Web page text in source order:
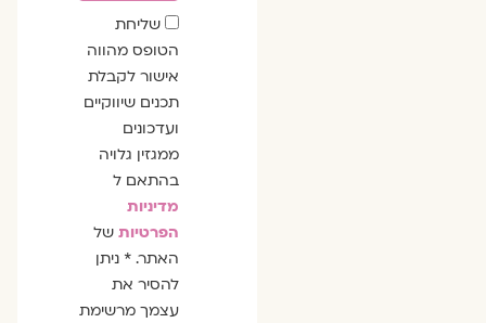
שדה
הסכמה
שליחת
הטופס מהווה
אישור לקבלת
תכנים שיווקיים
ועדכונים
ממגזין גלויה
בהתאם ל
מדיניות
הפרטיותשל
האתר. * ניתן
להסיר את
עצמך מרשימת